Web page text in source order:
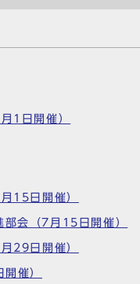
1日開催）
15日開催）
会（7月15日開催）
29日開催）
催）